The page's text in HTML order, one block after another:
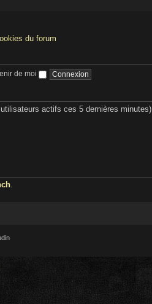
du forum
de moi
actifs ces 5 dernières minutes)
.